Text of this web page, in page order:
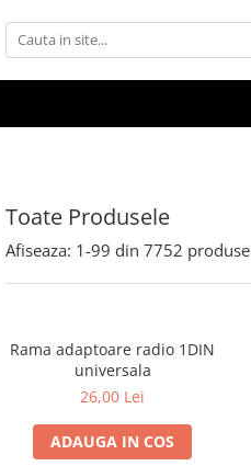
Toate Produsele
Afiseaza: 1-99 din 7752 produse
Rama adaptoare radio 1DIN
universala
26,00 Lei
ADAUGA IN COS